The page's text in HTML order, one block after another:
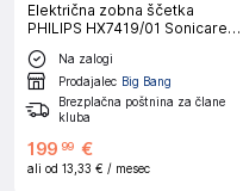
Električna zobna ščetka
PHILIPS HX7419/01 Sonicare
6500, dva kosa, bela in črna
Na zalogi
Prodajalec Big Bang
Brezplačna poštnina za člane
kluba
199 99 €
ali od 13,33 € / mesec